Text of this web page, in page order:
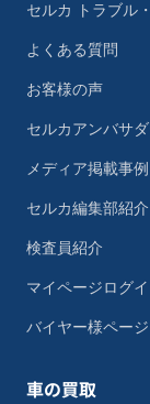
セルカ トラブル
よくある質問
お客様の声
セルカアンバサ
メディア掲載事例
セルカ編集部紹介
検査員紹介
マイページログ
バイヤー様ページ
車の買取